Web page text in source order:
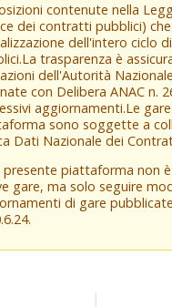
contenute nella
dei contratti pubblici)
dell'intero ciclo
trasparenza è
dell'Autorità
con Delibera ANAC n.
aggiornamenti.Le
sono soggette a
Dati Nazionale dei
presente piattaforma non
gare, ma solo seguire
di gare